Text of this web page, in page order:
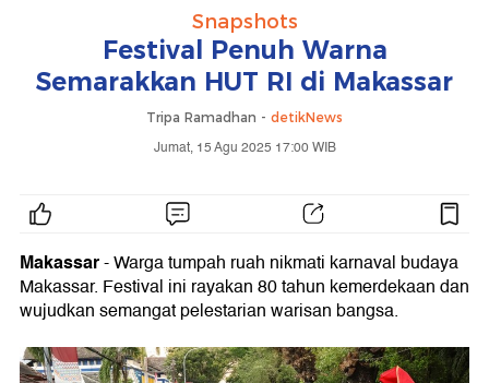
Snapshots
Festival Penuh Warna
Semarakkan HUT RI di Makassar
Tripa Ramadhan - detikNews
Jumat, 15 Agu 2025 17:00 WIB
Makassar- Warga tumpah ruah nikmati karnaval budaya
Makassar. Festival ini rayakan 80 tahun kemerdekaan dan
wujudkan semangat pelestarian warisan bangsa.